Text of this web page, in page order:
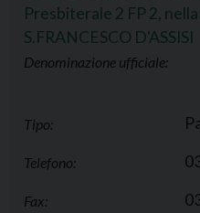
Presbiterale 2 FP 2, nella
S.FRANCESCO D'ASSISI
Denominazione ufficiale:
Tipo:
Telefono:
Fax: